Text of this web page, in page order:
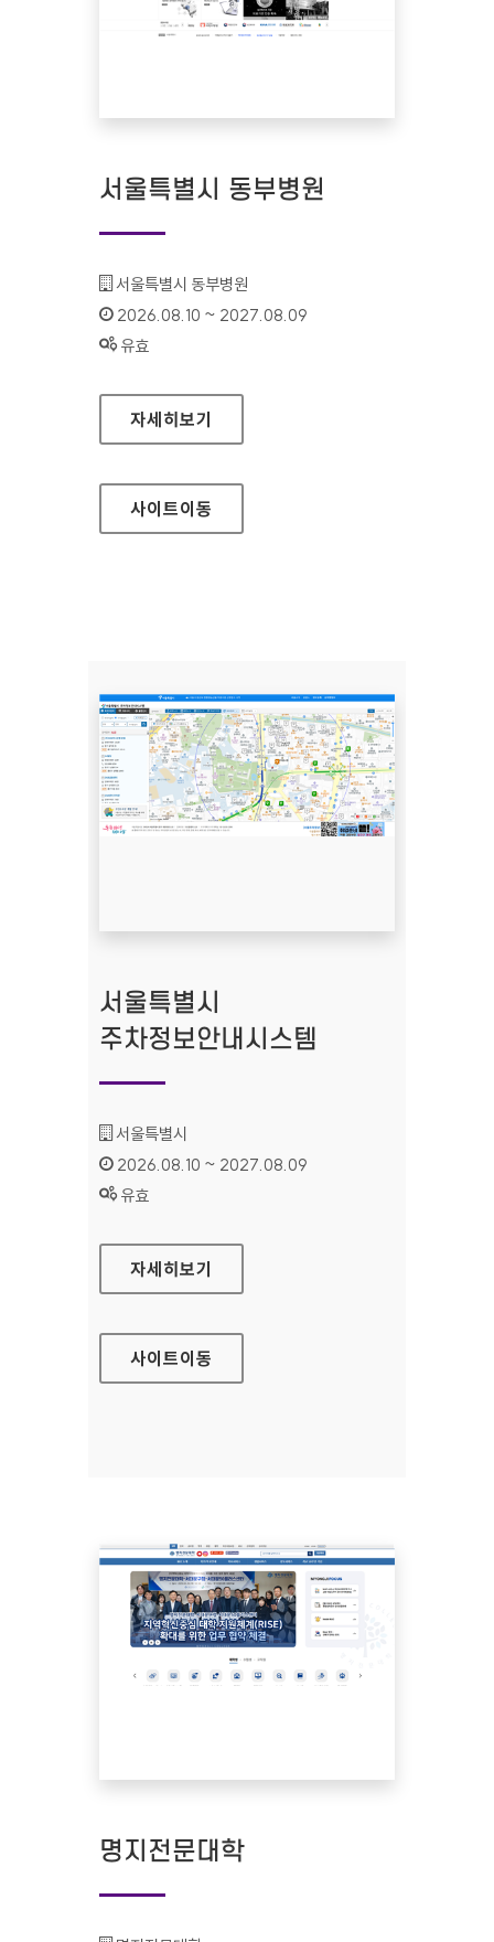
서울특별시 동부병원
기관명 :
서울특별시 동부병원
인증기간 :
2026.08.10 ~ 2027.08.09
상태 :
유효
서울특별시 동부병원
자세히보기
사이트이동
서울특별시
주차정보안내시스템
기관명 :
서울특별시
인증기간 :
2026.08.10 ~ 2027.08.09
상태 :
유효
서울특별시 주차정보안내시스템
자세히보기
사이트이동
명지전문대학